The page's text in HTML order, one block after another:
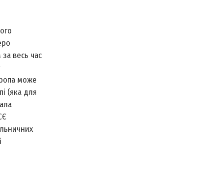
весь час
може
(яка для